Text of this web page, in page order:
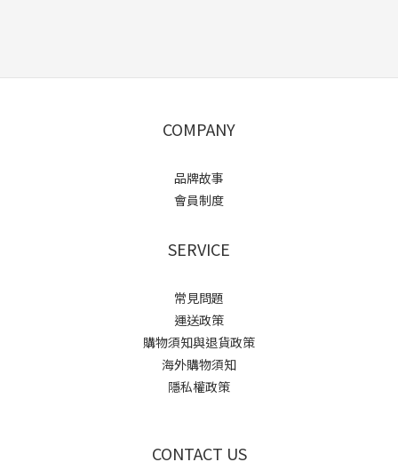
COMPANY
品牌故事
會員制度
SERVICE
常見問題
運送政策
購物須知與退貨政策
海外購物須知
隱私權政策
CONTACT US